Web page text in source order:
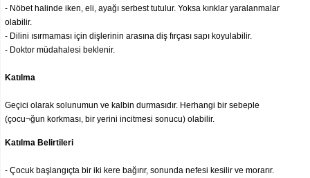
- Nöbet halinde iken, eli, ayağı serbest tutulur. Yoksa kırıklar yaralanmalar
olabilir.
- Dilini ısırmaması için dişlerinin arasına diş fırçası sapı koyulabilir.
- Doktor müdahalesi beklenir.
Katılma
Geçici olarak solunumun ve kalbin durmasıdır. Herhangi bir sebeple
(çocu¬ğun korkması, bir yerini incitmesi sonucu) olabilir.
Katılma Belirtileri
- Çocuk başlangıçta bir iki kere bağırır, sonunda nefesi kesilir ve morarır.